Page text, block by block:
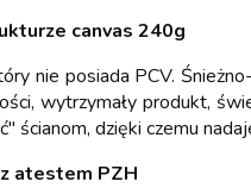
canvas 240g
nie posiada PCV.
wytrzymały produkt,
ścianom, dzięki czemu
atestem PZH